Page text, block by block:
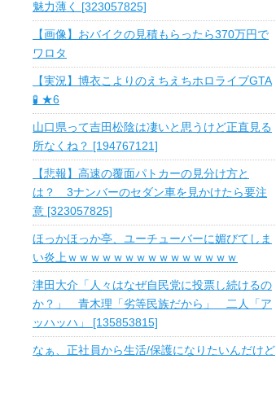
魅力薄く [323057825]
【画像】おバイクの見積もらったら370万円で
ワロタ
【実況】博衣こよりのえちえちホロライブGTA
🧪 ★6
山口県って吉田松陰は凄いと思うけど正直見る
所なくね？ [194767121]
【悲報】高速の覆面パトカーの見分け方と
は？ 3ナンバーのセダン車を見かけたら要注
意 [323057825]
ほっかほっか亭、ユーチューバーに媚びてしま
い炎上ｗｗｗｗｗｗｗｗｗｗｗｗｗｗｗ
津田大介「人々はなぜ自民党に投票し続けるの
か？」 青木理「劣等民族だから」 二人「ア
ッハッハ」 [135853815]
なぁ、正社員から生活/保護になりたいんだけど